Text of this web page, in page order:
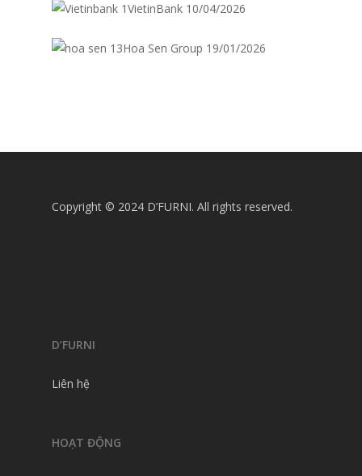
VietinBank 10/04/2026
Hoa Sen Group 19/01/2026
Copyright © 2024 D’FURNI. All rights reserved.
D’FURNI
Liên hệ
HOẠT ĐỘNG